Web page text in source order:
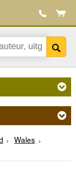
Wales